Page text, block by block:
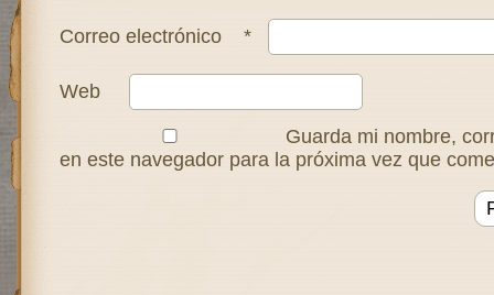
Correo electrónico *
Web
Guarda mi nombre,
en este navegador para la próxima vez que